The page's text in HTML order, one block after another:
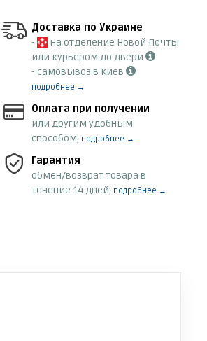
Доставка по Украине
-
на отделение Новой Почты
или курьером до двери
- самовывоз в Киев
подробнее →
Оплата при получении
или другим удобным
способом, подробнее →
Гарантия
обмен/возврат товара в
течение 14 дней, подробнее →